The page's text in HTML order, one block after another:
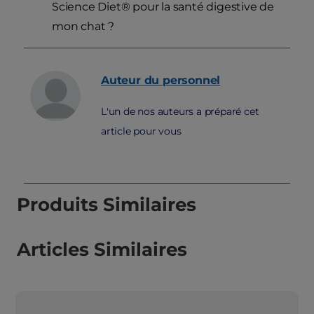
Science Diet® pour la santé digestive de
mon chat ?
Auteur du personnel
L'un de nos auteurs a préparé cet
article pour vous
Produits Similaires
Articles Similaires